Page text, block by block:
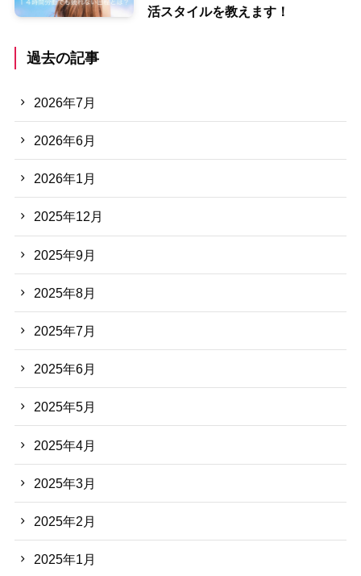
活スタイルを教えます！
過去の記事
2026年7月
2026年6月
2026年1月
2025年12月
2025年9月
2025年8月
2025年7月
2025年6月
2025年5月
2025年4月
2025年3月
2025年2月
2025年1月